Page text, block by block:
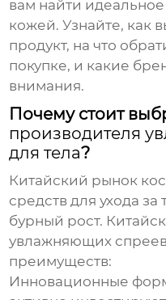
вам найти идеальное
кожей. Узнайте, как
продукт, на что
покупке, и какие
внимания.
Почему стоит
производителя
для тела?
Китайский рынок
средств для ухода
бурный рост.
увлажняющих спреев
преимуществ:
Инновационные